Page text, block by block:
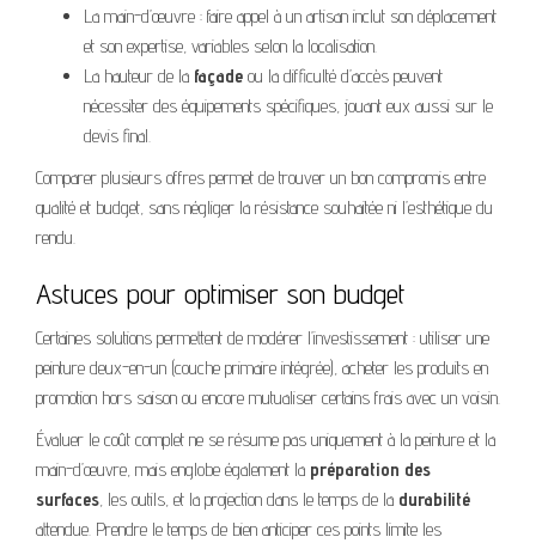
La main-d’œuvre : faire appel à un artisan inclut son déplacement
et son expertise, variables selon la localisation.
La hauteur de la façade ou la difficulté d’accès peuvent
nécessiter des équipements spécifiques, jouant eux aussi sur le
devis final.
Comparer plusieurs offres permet de trouver un bon compromis entre
qualité et budget, sans négliger la résistance souhaitée ni l’esthétique du
rendu.
Astuces pour optimiser son budget
Certaines solutions permettent de modérer l’investissement : utiliser une
peinture deux-en-un (couche primaire intégrée), acheter les produits en
promotion hors saison ou encore mutualiser certains frais avec un voisin.
Évaluer le coût complet ne se résume pas uniquement à la peinture et la
main-d’œuvre, mais englobe également la préparation des
surfaces, les outils, et la projection dans le temps de la durabilité
attendue. Prendre le temps de bien anticiper ces points limite les